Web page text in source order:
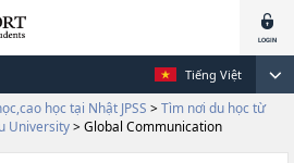
Tiếng Việt
học tại Nhật JPSS > Tìm nơi du học từ
University> Global Communication